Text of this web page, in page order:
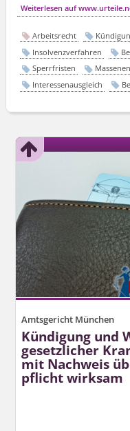
Weiterlesen auf
Arbeitsrecht
Insolvenzverfahren
Sperrfristen
Interessenausgleich
Amtsgericht München
Kündigung und
gesetzlicher
mit Nachweis
pflicht wirksam